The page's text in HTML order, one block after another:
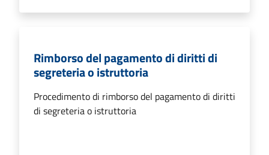
Rimborso del pagamento di diritti di
segreteria o istruttoria
Procedimento di rimborso del pagamento di diritti
di segreteria o istruttoria